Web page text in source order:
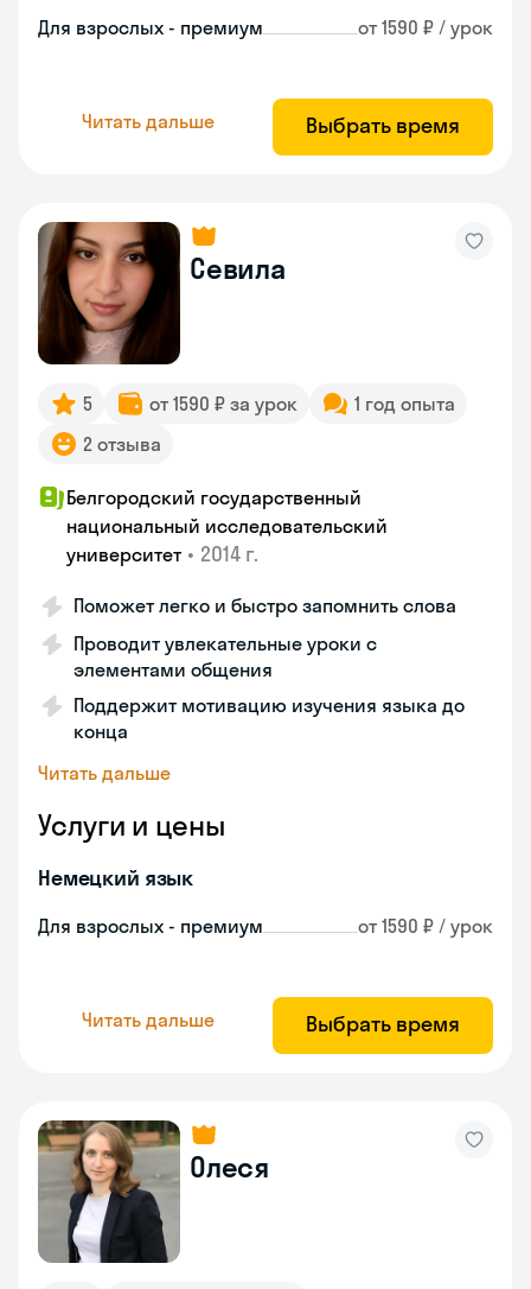
Для взрослых - премиум от 1590 ₽ / урок
Читать дальше Выбрать время
Севила
5 от 1590 ₽ за урок
1 год опыта
2 отзыва
Белгородский государственный
национальный исследовательский
университет • 2014 г.
Поможет легко и быстро запомнить слова
Проводит увлекательные уроки с
элементами общения
Поддержит мотивацию изучения языка до
конца
Читать дальше
Услуги и цены
Немецкий язык
Для взрослых - премиум от 1590 ₽ / урок
Читать дальше Выбрать время
Олеся